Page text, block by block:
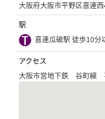
大阪府大阪市平野区喜連
駅
喜連瓜破駅 徒歩10分
アクセス
大阪市営地下鉄 谷町線